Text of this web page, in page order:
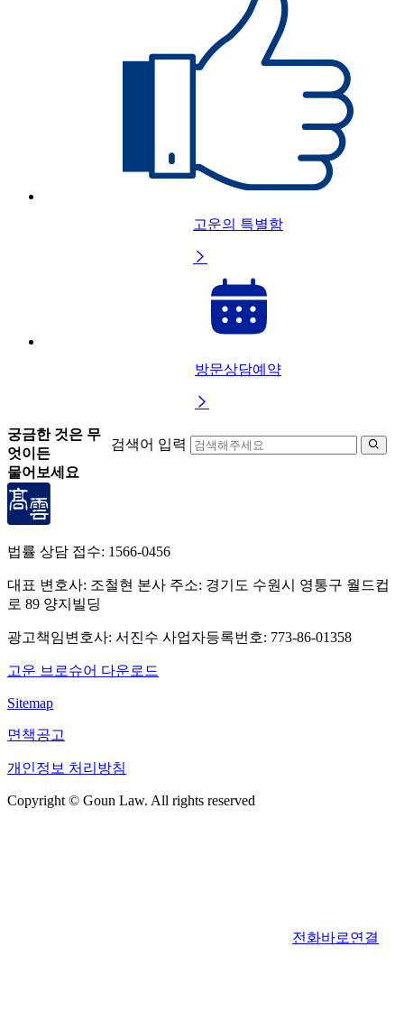
고운의 특별함

방문상담예약

궁금한 것은 무
엇이든
물어보세요
검색어 입력 
법률 상담 접수: 1566-0456
대표 변호사: 조철현 본사 주소: 경기도 수원시 영통구 월드컵
로 89 양지빌딩
광고책임변호사: 서진수 사업자등록번호: 773-86-01358
고운 브로슈어 다운로드
Sitemap
면책공고
개인정보 처리방침
Copyright © Goun Law. All rights reserved
전화바로연결